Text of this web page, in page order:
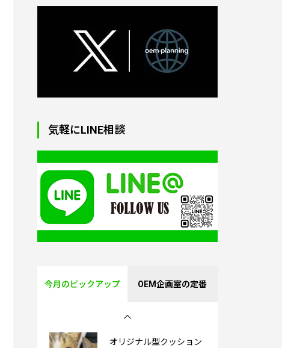
気軽にLINE相談
今月のピックアップ OEM企画室の定番
オリジナルトートバッグ
地からプリント・縫製
オリジナル・パソコンケ
ース（ラップトップバッ
グ）｜1個から制作
オリジナル湯たんぽ｜1
個から制作OK
PVC製3Dキーホルダー｜
オリジナル型クッション